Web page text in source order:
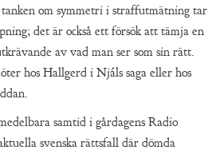
om symmetri i straffutmätning tar
det är också ett försök att tämja en
av vad man ser som sin rätt.
hos Hallgerd i Njáls saga eller hos
samtid i gårdagens Radio
svenska rättsfall där dömda